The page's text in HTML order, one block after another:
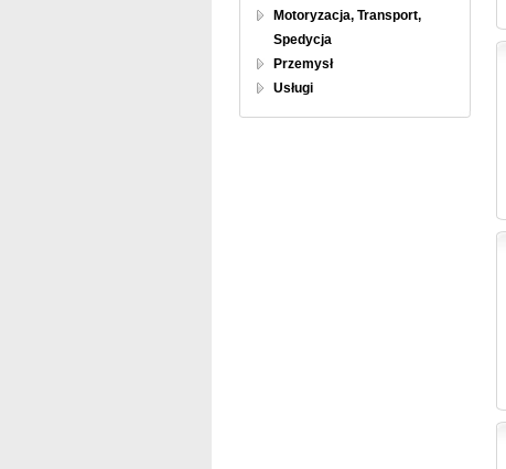
Motoryzacja, Transport,
Spedycja
Przemysł
Usługi